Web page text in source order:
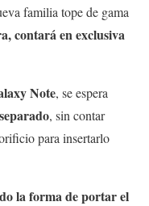
familia tope de gama
contará en exclusiva
Note, se espera
, sin contar
para insertarlo
la forma de portar el